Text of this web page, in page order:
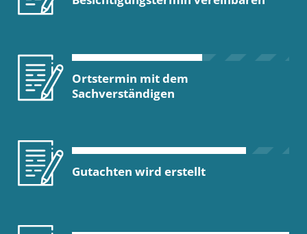
Ortstermin mit dem
Sachverständigen
Gutachten wird erstellt